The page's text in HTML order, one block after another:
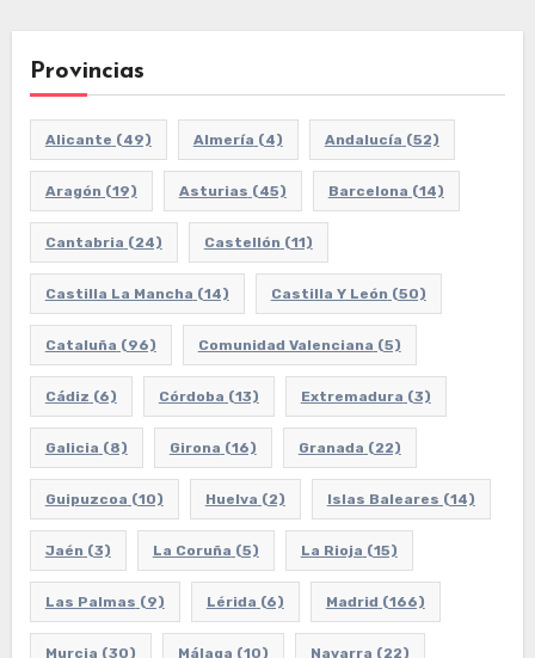
Provincias
Alicante (49) Almería (4) Andalucía (52)
Aragón (19) Asturias (45) Barcelona (14)
Cantabria (24) Castellón (11)
Castilla La Mancha (14) Castilla Y León (50)
Cataluña (96) Comunidad Valenciana (5)
Cádiz (6) Córdoba (13) Extremadura (3)
Galicia (8) Girona (16) Granada (22)
Guipuzcoa (10) Huelva (2) Islas Baleares (14)
Jaén (3) La Coruña (5) La Rioja (15)
Las Palmas (9) Lérida (6) Madrid (166)
Murcia (30) Málaga (10) Navarra (22)